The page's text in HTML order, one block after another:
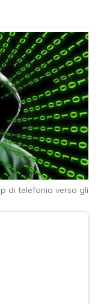
di telefonia verso gli